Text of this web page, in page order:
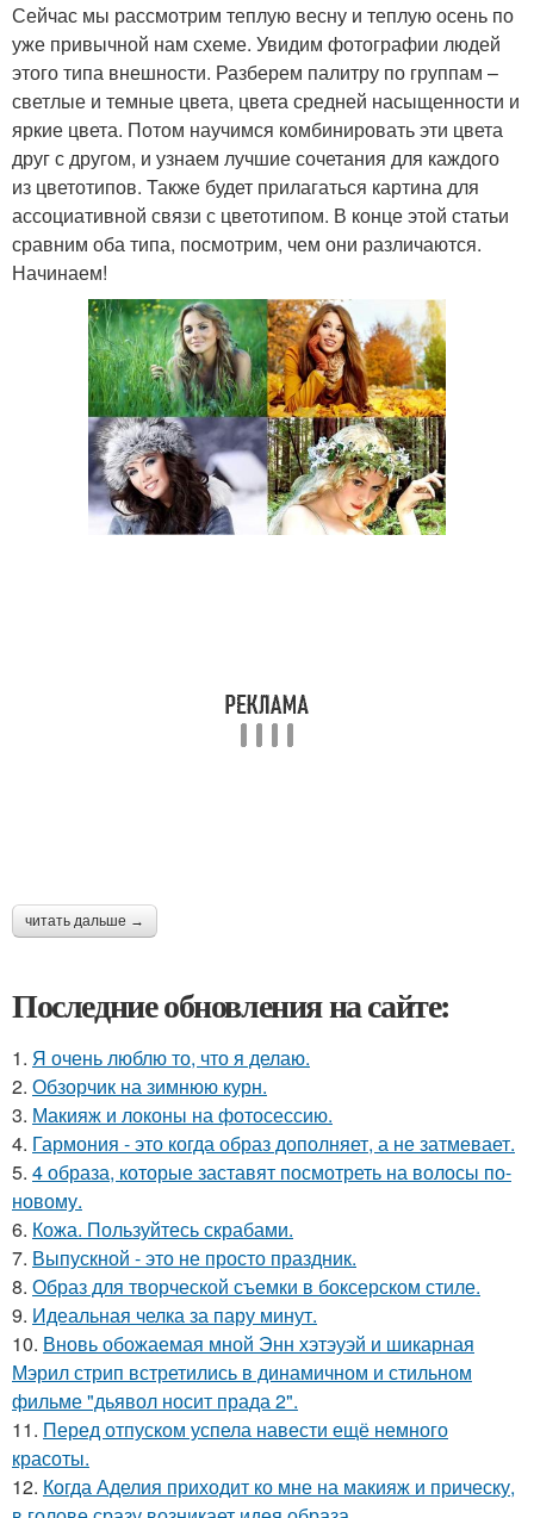
Сейчас мы рассмотрим теплую весну и теплую осень по
уже привычной нам схеме. Увидим фотографии людей
этого типа внешности. Разберем палитру по группам –
светлые и темные цвета, цвета средней насыщенности и
яркие цвета. Потом научимся комбинировать эти цвета
друг с другом, и узнаем лучшие сочетания для каждого
из цветотипов. Также будет прилагаться картина для
ассоциативной связи с цветотипом. В конце этой статьи
сравним оба типа, посмотрим, чем они различаются.
Начинаем!
читать дальше →
Последние обновления на сайте:
1. Я очень люблю то, что я делаю.
2. Обзорчик на зимнюю курн.
3. Макияж и локоны на фотосессию.
4. Гармония - это когда образ дополняет, а не затмевает.
5. 4 образа, которые заставят посмотреть на волосы по-
новому.
6. Кожа. Пользуйтесь скрабами.
7. Выпускной - это не просто праздник.
8. Образ для творческой съемки в боксерском стиле.
9. Идеальная челка за пару минут.
10. Вновь обожаемая мной Энн хэтэуэй и шикарная
Мэрил стрип встретились в динамичном и стильном
фильме "дьявол носит прада 2".
11. Перед отпуском успела навести ещё немного
красоты.
12. Когда Аделия приходит ко мне на макияж и прическу,